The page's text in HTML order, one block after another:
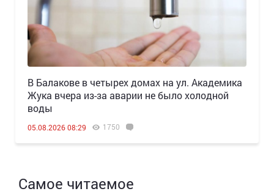
В Балакове в четырех домах на ул. Академика
Жука вчера из-за аварии не было холодной
воды
05.08.2026 08:29 1750
Самое читаемое